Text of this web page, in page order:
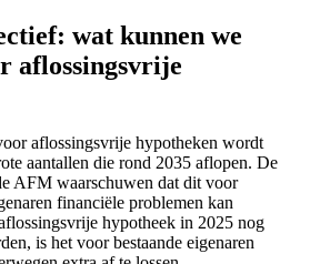
wat kunnen we
aflossingsvrije
aflossingsvrije hypotheken wordt
aantallen die rond 2035 aflopen. De
AFM waarschuwen dat dit voor
financiële problemen kan
hypotheek in 2025 nog
is het voor bestaande eigenaren